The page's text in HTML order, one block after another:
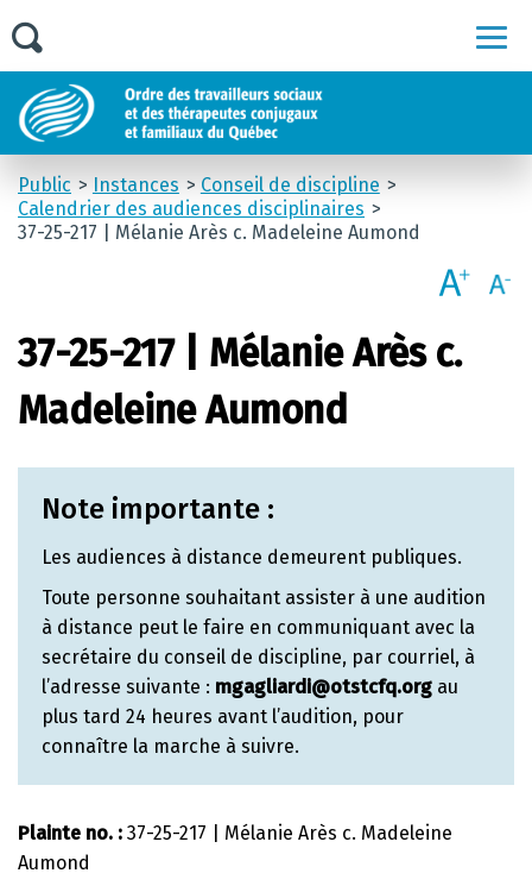
Public Instances
Conseil de discipline
Calendrier des audiences disciplinaires
37-25-217 | Mélanie Arès c. Madeleine Aumond
37-25-217 | Mélanie Arès c.
Madeleine Aumond
Note importante :
Les audiences à distance demeurent publiques.
Toute personne souhaitant assister à une audition
à distance peut le faire en communiquant avec la
secrétaire du conseil de discipline, par courriel, à
l’adresse suivante : mgagliardi@otstcfq.org au
plus tard 24 heures avant l’audition, pour
connaître la marche à suivre.
Plainte no. : 37-25-217 | Mélanie Arès c. Madeleine
Aumond